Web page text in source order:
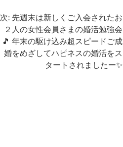
次: 先週末は新しくご入会されたお
２人の女性会員さまの婚活勉強会
🎵 年末の駆け込み超スピードご成
婚をめざしてハピネスの婚活をス
タートされましたー✨